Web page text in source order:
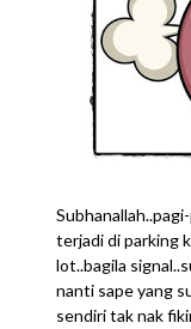
terjadi di parking
lot..bagila
nanti sape yang
sendiri tak nak